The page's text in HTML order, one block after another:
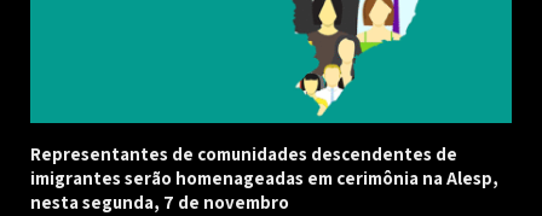
Representantes de comunidades descendentes de
imigrantes serão homenageadas em cerimônia na Alesp,
nesta segunda, 7 de novembro